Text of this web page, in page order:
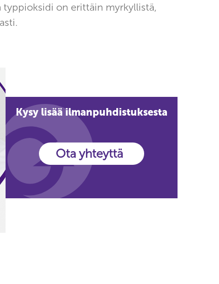
typpioksidi on erittäin myrkyllistä,
Kysy lisää ilmanpuhdistuksesta
Ota yhteyttä